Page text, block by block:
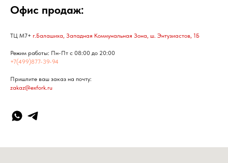
Офис продаж:
ТЦ М7+ г.Балашиха, Западная Коммунальная Зона, ш. Энтузиастов, 1Б
Режим работы: Пн-Пт с 08:00 до 20:00
+7(499)877-39-94
Пришлите ваш заказ на почту:
zakaz@exfork.ru